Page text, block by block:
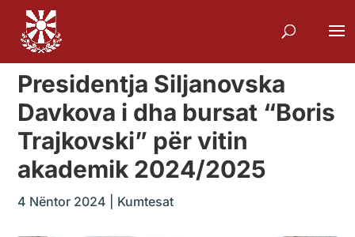
Presidentja Siljanovska
Davkova i dha bursat “Boris
Trajkovski” për vitin
akademik 2024/2025
4 Nëntor 2024 Kumtesat